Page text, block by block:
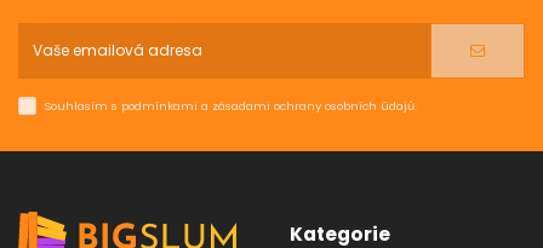
Souhlasím s podmínkami a zásadami ochrany osobních údajů.
Kategorie